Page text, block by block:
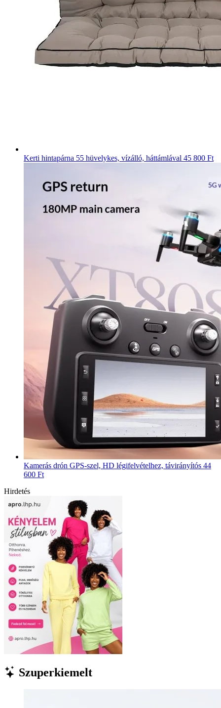
Kerti hintapárna 55 hüvelykes, vízálló, háttámlával 45 800 Ft
Kamerás drón GPS-szel, HD légifelvételhez, távirányítós 44
600 Ft
Hirdetés
Szuperkiemelt